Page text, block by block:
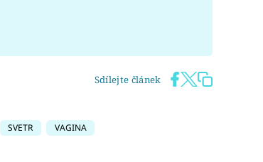
Sdílejte článek
SVETR VAGINA